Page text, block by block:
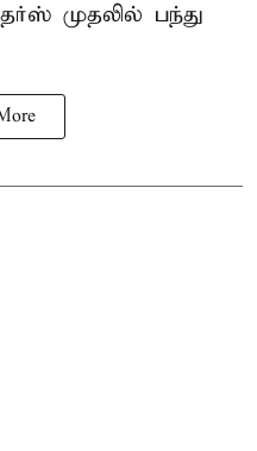
முதலில் பந்து